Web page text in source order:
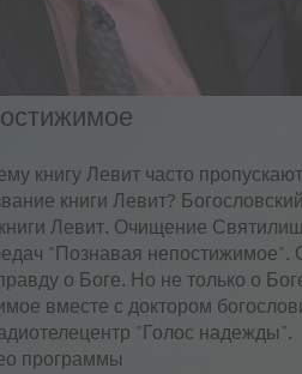
книгу Левит часто
книги Левит?
Левит. Очищение
"Познавая непостижимое".
о Боге. Но не только о
вместе с доктором
"Голос надежды".
программы